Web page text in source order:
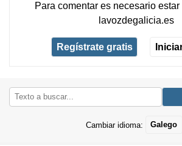
Para comentar es necesario estar
lavozdegalicia.es
Regístrate gratis
Cambiar idioma: Galego